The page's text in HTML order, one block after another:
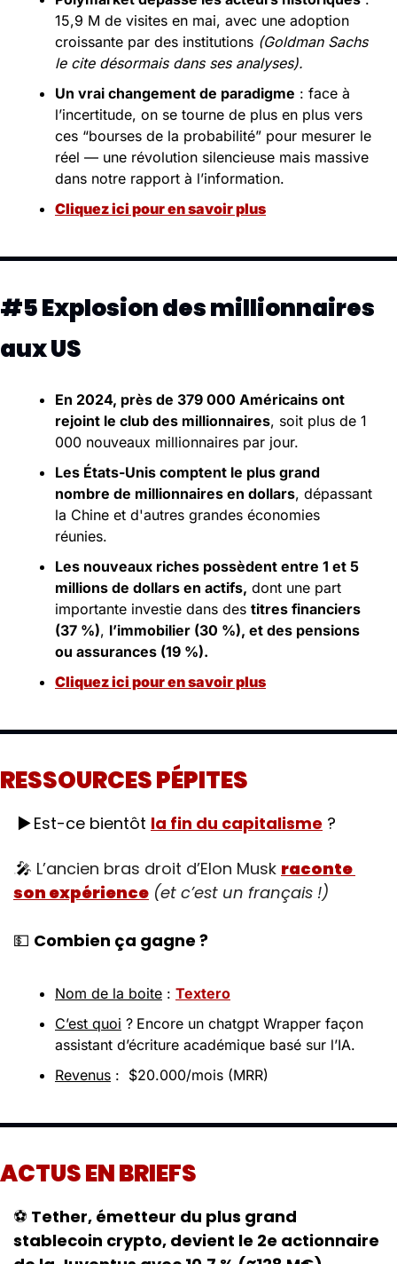
15,9 M de visites en mai, avec une adoption
croissante par des institutions (Goldman Sachs
le cite désormais dans ses analyses).
Un vrai changement de paradigme : face à
l’incertitude, on se tourne de plus en plus vers
ces “bourses de la probabilité” pour mesurer le
réel — une révolution silencieuse mais massive
dans notre rapport à l’information.
Cliquez ici pour en savoir plus
#5 Explosion des millionnaires
aux US
En 2024, près de 379 000 Américains ont
rejoint le club des millionnaires, soit plus de 1
000 nouveaux millionnaires par jour.
Les États-Unis comptent le plus grand
nombre de millionnaires en dollars, dépassant
la Chine et d'autres grandes économies
réunies.
Les nouveaux riches possèdent entre 1 et 5
millions de dollars en actifs, dont une part
importante investie dans des titres financiers
(37 %), l’immobilier (30 %), et des pensions
ou assurances (19 %).
Cliquez ici pour en savoir plus
RESSOURCES PÉPITES
▶️ Est-ce bientôt la fin du capitalisme ?
.🎤 L’ancien bras droit d’Elon Musk raconte
son expérience (et c’est un français !)
💵 Combien ça gagne ?
Nom de la boite : Textero
C’est quoi ? Encore un chatgpt Wrapper façon
assistant d’écriture académique basé sur l’IA.
Revenus :  $20.000/mois (MRR)
ACTUS EN BRIEFS
⚽ Tether, émetteur du plus grand
stablecoin crypto, devient le 2e actionnaire